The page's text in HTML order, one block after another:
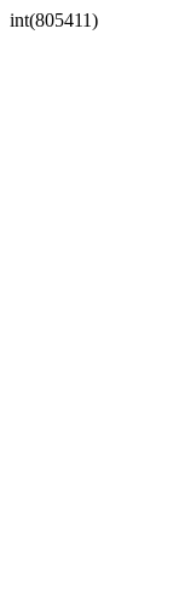
int(805411)